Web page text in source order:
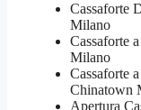
Cassaforte
Milano
Cassaforte
Milano
Cassaforte
Chinatown
​Apertura